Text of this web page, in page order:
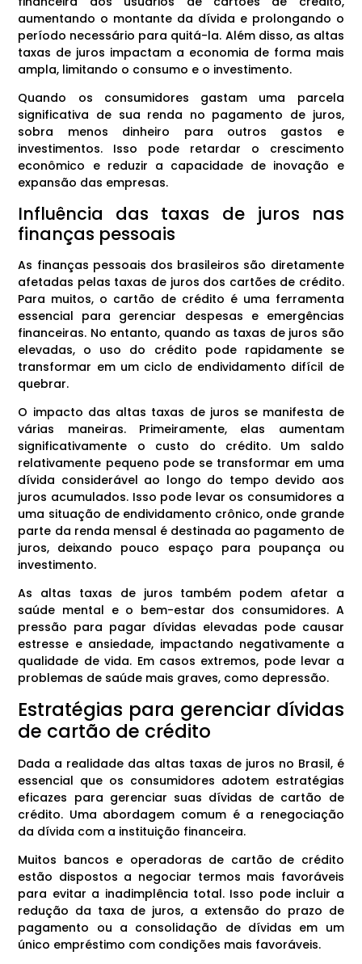
aumentando o montante da dívida e prolongando o
período necessário para quitá-la. Além disso, as altas
taxas de juros impactam a economia de forma mais
ampla, limitando o consumo e o investimento.
Quando os consumidores gastam uma parcela
significativa de sua renda no pagamento de juros,
sobra menos dinheiro para outros gastos e
investimentos. Isso pode retardar o crescimento
econômico e reduzir a capacidade de inovação e
expansão das empresas.
Influência das taxas de juros nas
finanças pessoais
As finanças pessoais dos brasileiros são diretamente
afetadas pelas taxas de juros dos cartões de crédito.
Para muitos, o cartão de crédito é uma ferramenta
essencial para gerenciar despesas e emergências
financeiras. No entanto, quando as taxas de juros são
elevadas, o uso do crédito pode rapidamente se
transformar em um ciclo de endividamento difícil de
quebrar.
O impacto das altas taxas de juros se manifesta de
várias maneiras. Primeiramente, elas aumentam
significativamente o custo do crédito. Um saldo
relativamente pequeno pode se transformar em uma
dívida considerável ao longo do tempo devido aos
juros acumulados. Isso pode levar os consumidores a
uma situação de endividamento crônico, onde grande
parte da renda mensal é destinada ao pagamento de
juros, deixando pouco espaço para poupança ou
investimento.
As altas taxas de juros também podem afetar a
saúde mental e o bem-estar dos consumidores. A
pressão para pagar dívidas elevadas pode causar
estresse e ansiedade, impactando negativamente a
qualidade de vida. Em casos extremos, pode levar a
problemas de saúde mais graves, como depressão.
Estratégias para gerenciar dívidas
de cartão de crédito
Dada a realidade das altas taxas de juros no Brasil, é
essencial que os consumidores adotem estratégias
eficazes para gerenciar suas dívidas de cartão de
crédito. Uma abordagem comum é a renegociação
da dívida com a instituição financeira.
Muitos bancos e operadoras de cartão de crédito
estão dispostos a negociar termos mais favoráveis
para evitar a inadimplência total. Isso pode incluir a
redução da taxa de juros, a extensão do prazo de
pagamento ou a consolidação de dívidas em um
único empréstimo com condições mais favoráveis.